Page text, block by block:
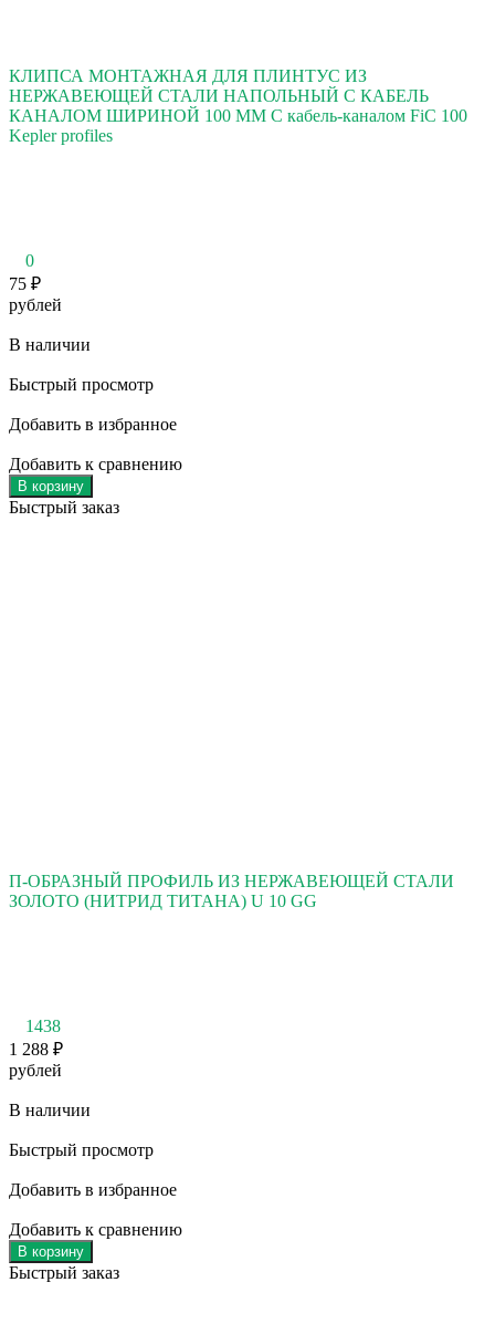
КЛИПСА МОНТАЖНАЯ ДЛЯ ПЛИНТУС ИЗ
НЕРЖАВЕЮЩЕЙ СТАЛИ НАПОЛЬНЫЙ С КАБЕЛЬ
КАНАЛОМ ШИРИНОЙ 100 ММ С кабель-каналом FiC 100
Kepler profiles
0
75 ₽
рублей
В наличии
Быстрый просмотр
Добавить в избранное
Добавить к сравнению
В корзину
Быстрый заказ
П-ОБРАЗНЫЙ ПРОФИЛЬ ИЗ НЕРЖАВЕЮЩЕЙ СТАЛИ
ЗОЛОТО (НИТРИД ТИТАНА) U 10 GG
1438
1 288 ₽
рублей
В наличии
Быстрый просмотр
Добавить в избранное
Добавить к сравнению
В корзину
Быстрый заказ